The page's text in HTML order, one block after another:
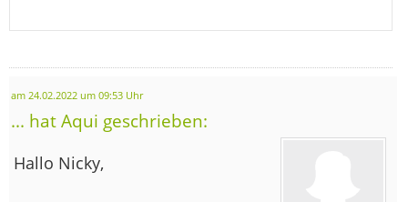
am 24.02.2022 um 09:53 Uhr
... hat Aqui geschrieben:
Hallo Nicky,